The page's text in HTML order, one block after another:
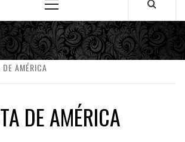
Menú
AMÉRICA
DE AMÉRICA